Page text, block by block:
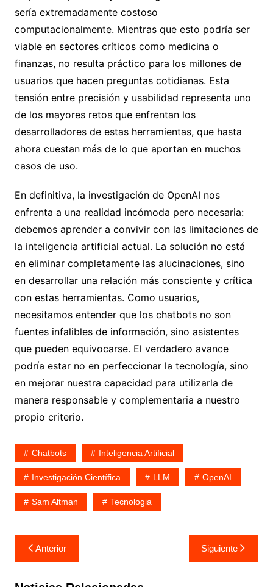
sería extremadamente costoso
computacionalmente. Mientras que esto podría ser
viable en sectores críticos como medicina o
finanzas, no resulta práctico para los millones de
usuarios que hacen preguntas cotidianas. Esta
tensión entre precisión y usabilidad representa uno
de los mayores retos que enfrentan los
desarrolladores de estas herramientas, que hasta
ahora cuestan más de lo que aportan en muchos
casos de uso.
En definitiva, la investigación de OpenAI nos
enfrenta a una realidad incómoda pero necesaria:
debemos aprender a convivir con las limitaciones de
la inteligencia artificial actual. La solución no está
en eliminar completamente las alucinaciones, sino
en desarrollar una relación más consciente y crítica
con estas herramientas. Como usuarios,
necesitamos entender que los chatbots no son
fuentes infalibles de información, sino asistentes
que pueden equivocarse. El verdadero avance
podría estar no en perfeccionar la tecnología, sino
en mejorar nuestra capacidad para utilizarla de
manera responsable y complementaria a nuestro
propio criterio.
Chatbots Inteligencia Artificial
Investigación Científica LLM OpenAI
Sam Altman Tecnologia
Navegación
de
entradas
Anterior Siguiente